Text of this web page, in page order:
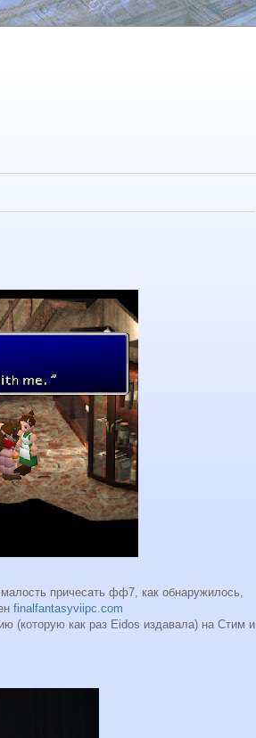
причесать фф7, как обнаружилось,
finalfantasyviipc.com
(которую как раз Eidos издавала) на Стим и